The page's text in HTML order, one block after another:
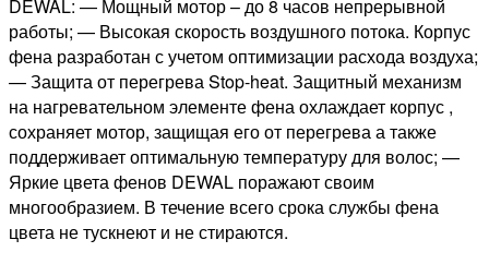
DEWAL: — Мощный мотор – до 8 часов непрерывной
работы; — Высокая скорость воздушного потока. Корпус
фена разработан с учетом оптимизации расхода воздуха;
— Защита от перегрева Stop-heat. Защитный механизм
на нагревательном элементе фена охлаждает корпус ,
сохраняет мотор, защищая его от перегрева а также
поддерживает оптимальную температуру для волос; —
Яркие цвета фенов DEWAL поражают своим
многообразием. В течение всего срока службы фена
цвета не тускнеют и не стираются.